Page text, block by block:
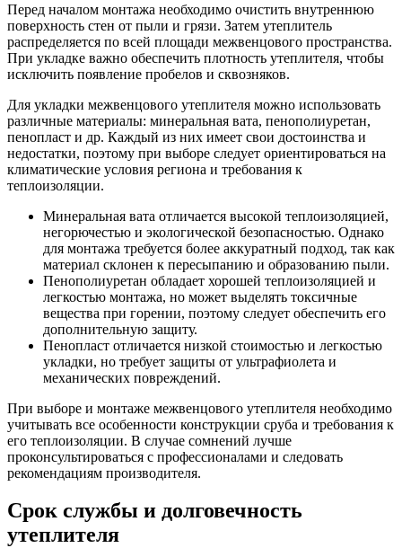
Перед началом монтажа необходимо очистить внутреннюю
поверхность стен от пыли и грязи. Затем утеплитель
распределяется по всей площади межвенцового пространства.
При укладке важно обеспечить плотность утеплителя, чтобы
исключить появление пробелов и сквозняков.
Для укладки межвенцового утеплителя можно использовать
различные материалы: минеральная вата, пенополиуретан,
пенопласт и др. Каждый из них имеет свои достоинства и
недостатки, поэтому при выборе следует ориентироваться на
климатические условия региона и требования к
теплоизоляции.
Минеральная вата отличается высокой теплоизоляцией,
негорючестью и экологической безопасностью. Однако
для монтажа требуется более аккуратный подход, так как
материал склонен к пересыпанию и образованию пыли.
Пенополиуретан обладает хорошей теплоизоляцией и
легкостью монтажа, но может выделять токсичные
вещества при горении, поэтому следует обеспечить его
дополнительную защиту.
Пенопласт отличается низкой стоимостью и легкостью
укладки, но требует защиты от ультрафиолета и
механических повреждений.
При выборе и монтаже межвенцового утеплителя необходимо
учитывать все особенности конструкции сруба и требования к
его теплоизоляции. В случае сомнений лучше
проконсультироваться с профессионалами и следовать
рекомендациям производителя.
Срок службы и долговечность
утеплителя